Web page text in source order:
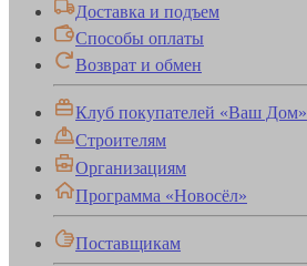
Доставка и подъем
Способы оплаты
Возврат и обмен
Клуб покупателей «Ваш Дом»
Строителям
Организациям
Программа «Новосёл»
Поставщикам